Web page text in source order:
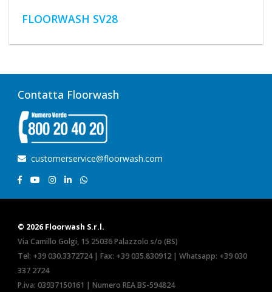
FLOORWASH SV28
Contatta Floorwash
customerservice@floorwash.com
© 2026 Floorwash S.r.l.
Via Camillo Golgi, 15 25036 Palazzolo s/o (BS)
Tel: +39 030.3372724| Fax: +39 035.830912 | Whatsapp: +39 030
337 2724
P.iva: 03937150161 | Numero REA BS-594824